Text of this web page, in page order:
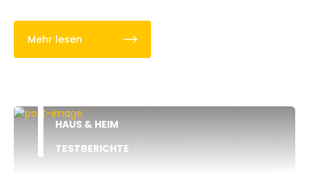
Mehr lesen
HAUS & HEIM
TESTBERICHTE